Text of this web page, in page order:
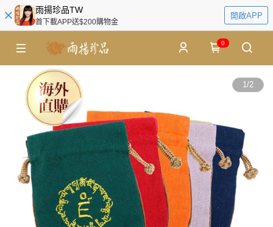
雨揚珍品TW
首下載APP送$200購物金
開啟APP
0
1/2